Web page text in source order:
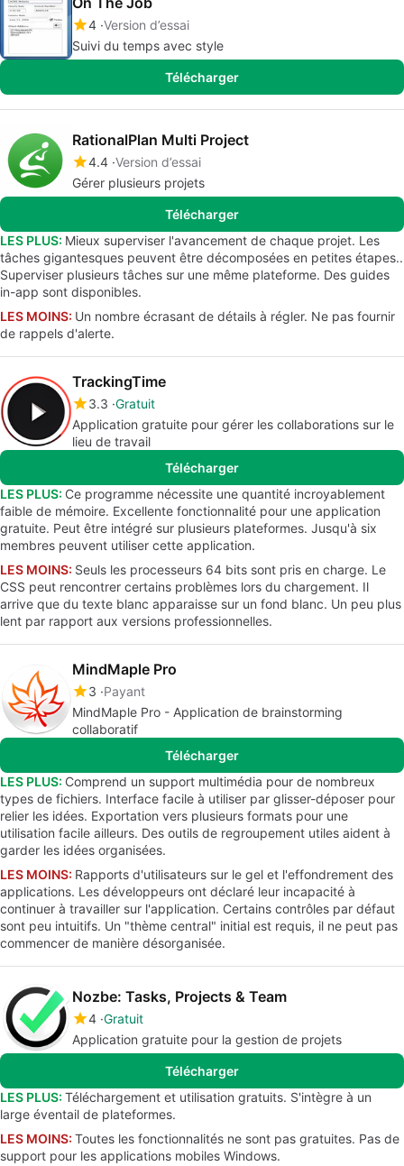
4 Version d’essai
Suivi du temps avec style
Télécharger
RationalPlan Multi Project
4.4 Version d’essai
Gérer plusieurs projets
Télécharger
LES PLUS: Mieux superviser l'avancement de chaque projet. Les
tâches gigantesques peuvent être décomposées en petites étapes..
Superviser plusieurs tâches sur une même plateforme. Des guides
in-app sont disponibles.
LES MOINS: Un nombre écrasant de détails à régler. Ne pas fournir
de rappels d'alerte.
TrackingTime
3.3 Gratuit
Application gratuite pour gérer les collaborations sur le
lieu de travail
Télécharger
LES PLUS: Ce programme nécessite une quantité incroyablement
faible de mémoire. Excellente fonctionnalité pour une application
gratuite. Peut être intégré sur plusieurs plateformes. Jusqu'à six
membres peuvent utiliser cette application.
LES MOINS: Seuls les processeurs 64 bits sont pris en charge. Le
CSS peut rencontrer certains problèmes lors du chargement. Il
arrive que du texte blanc apparaisse sur un fond blanc. Un peu plus
lent par rapport aux versions professionnelles.
MindMaple Pro
3 Payant
MindMaple Pro - Application de brainstorming
collaboratif
Télécharger
LES PLUS: Comprend un support multimédia pour de nombreux
types de fichiers. Interface facile à utiliser par glisser-déposer pour
relier les idées. Exportation vers plusieurs formats pour une
utilisation facile ailleurs. Des outils de regroupement utiles aident à
garder les idées organisées.
LES MOINS: Rapports d'utilisateurs sur le gel et l'effondrement des
applications. Les développeurs ont déclaré leur incapacité à
continuer à travailler sur l'application. Certains contrôles par défaut
sont peu intuitifs. Un "thème central" initial est requis, il ne peut pas
commencer de manière désorganisée.
Nozbe: Tasks, Projects & Team
4 Gratuit
Application gratuite pour la gestion de projets
Télécharger
LES PLUS: Téléchargement et utilisation gratuits. S'intègre à un
large éventail de plateformes.
LES MOINS: Toutes les fonctionnalités ne sont pas gratuites. Pas de
support pour les applications mobiles Windows.